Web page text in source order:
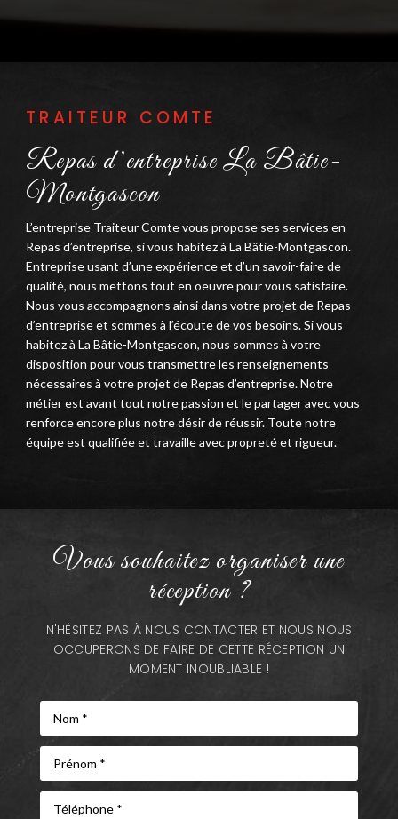
TRAITEUR COMTE
Repas d’entreprise La Bâtie-
Montgascon
L’entreprise Traiteur Comte vous propose ses services en
Repas d’entreprise, si vous habitez à La Bâtie-Montgascon.
Entreprise usant d’une expérience et d’un savoir-faire de
qualité, nous mettons tout en oeuvre pour vous satisfaire.
Nous vous accompagnons ainsi dans votre projet de Repas
d’entreprise et sommes à l’écoute de vos besoins. Si vous
habitez à La Bâtie-Montgascon, nous sommes à votre
disposition pour vous transmettre les renseignements
nécessaires à votre projet de Repas d’entreprise. Notre
métier est avant tout notre passion et le partager avec vous
renforce encore plus notre désir de réussir. Toute notre
équipe est qualifiée et travaille avec propreté et rigueur.
Vous souhaitez organiser une
réception ?
N'HÉSITEZ PAS À NOUS CONTACTER ET NOUS NOUS
OCCUPERONS DE FAIRE DE CETTE RÉCEPTION UN
MOMENT INOUBLIABLE !